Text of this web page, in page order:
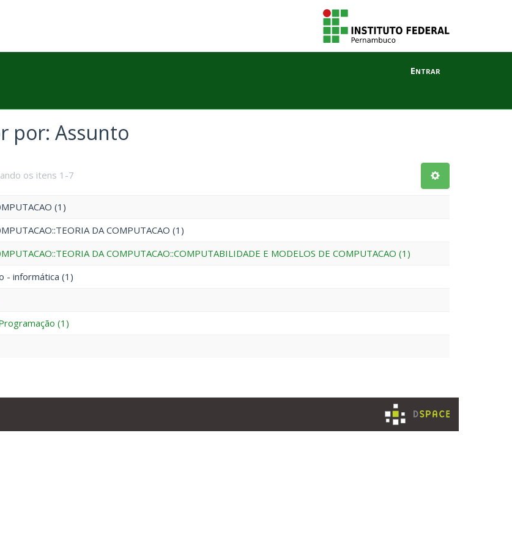
Entrar
por: Assunto
os itens 1-7
(1)
DA COMPUTACAO (1)
DA COMPUTACAO::COMPUTABILIDADE E MODELOS DE COMPUTACAO (1)
- informática (1)
(1)